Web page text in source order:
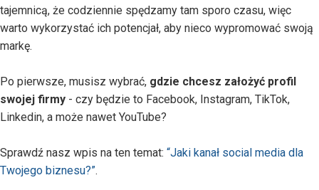
tajemnicą, że codziennie spędzamy tam sporo czasu, więc
warto wykorzystać ich potencjał, aby nieco wypromować swoją
markę.
Po pierwsze, musisz wybrać, gdzie chcesz założyć profil
swojej firmy - czy będzie to Facebook, Instagram, TikTok,
Linkedin, a może nawet YouTube?
Sprawdź nasz wpis na ten temat: “Jaki kanał social media dla
Twojego biznesu?”.